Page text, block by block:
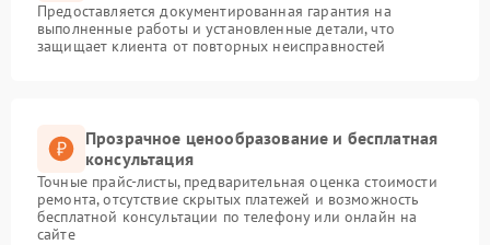
Предоставляется документированная гарантия на
выполненные работы и установленные детали, что
защищает клиента от повторных неисправностей
Прозрачное ценообразование и бесплатная
консультация
Точные прайс-листы, предварительная оценка стоимости
ремонта, отсутствие скрытых платежей и возможность
бесплатной консультации по телефону или онлайн на
сайте